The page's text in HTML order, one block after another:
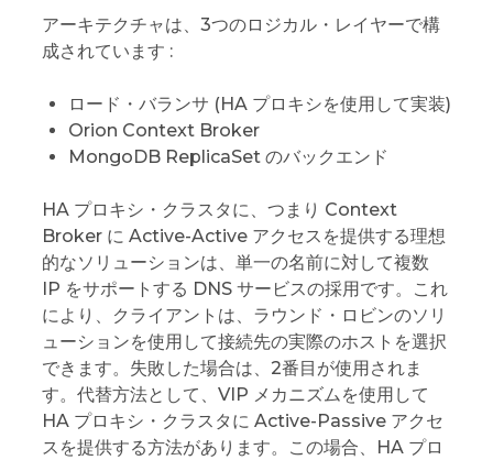
アーキテクチャは、3つのロジカル・レイヤーで構
成されています :
ロード・バランサ (HA プロキシを使用して実装)
Orion Context Broker
MongoDB ReplicaSet のバックエンド
HA プロキシ・クラスタに、つまり Context
Broker に Active-Active アクセスを提供する理想
的なソリューションは、単一の名前に対して複数
IP をサポートする DNS サービスの採用です。これ
により、クライアントは、ラウンド・ロビンのソリ
ューションを使用して接続先の実際のホストを選択
できます。失敗した場合は、2番目が使用されま
す。代替方法として、VIP メカニズムを使用して
HA プロキシ・クラスタに Active-Passive アクセ
スを提供する方法があります。この場合、HA プロ